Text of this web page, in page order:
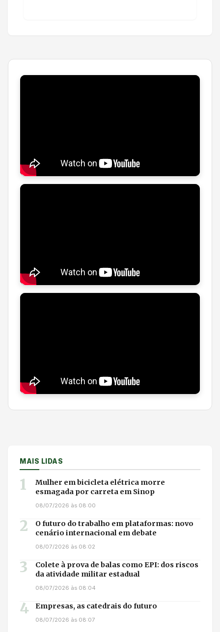
MAIS LIDAS
1
Mulher em bicicleta elétrica morre
esmagada por carreta em Sinop
08/07/2026 às 08:00
2
O futuro do trabalho em plataformas: novo
cenário internacional em debate
08/07/2026 às 08:02
3
Colete à prova de balas como EPI: dos riscos
da atividade militar estadual
08/07/2026 às 08:04
4 Empresas, as catedrais do futuro
08/07/2026 às 08:07